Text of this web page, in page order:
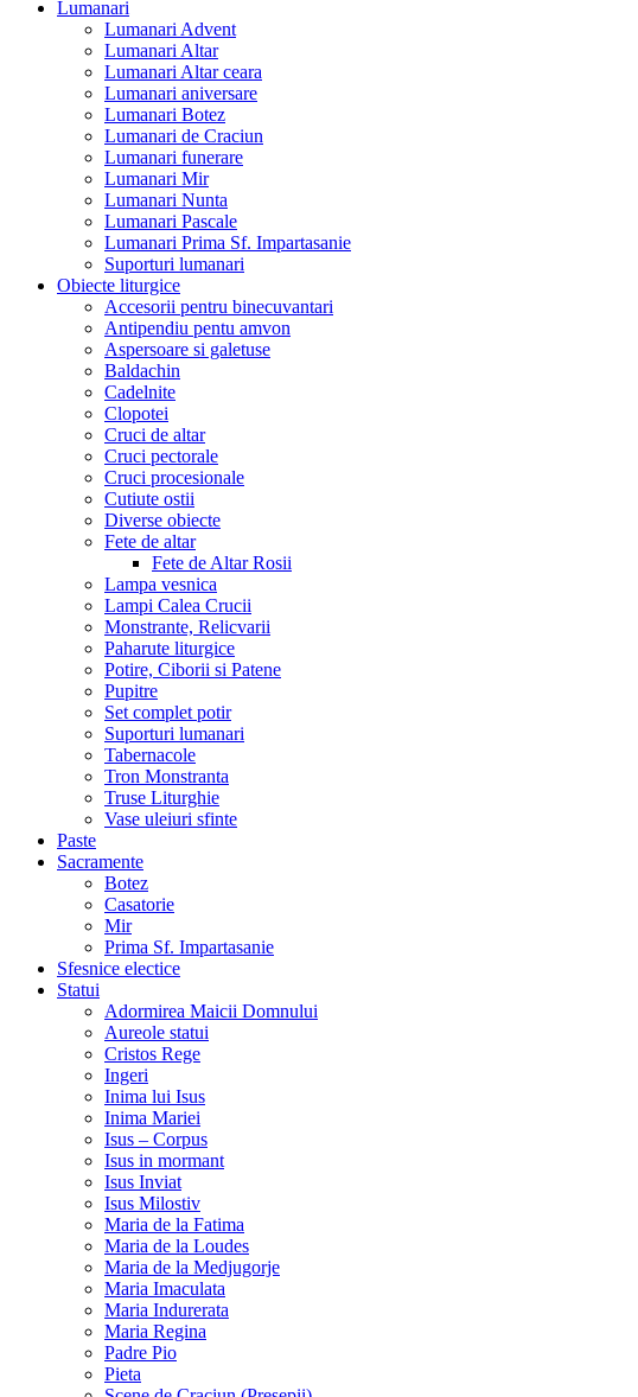
Lumanari
Lumanari Advent
Lumanari Altar
Lumanari Altar ceara
Lumanari aniversare
Lumanari Botez
Lumanari de Craciun
Lumanari funerare
Lumanari Mir
Lumanari Nunta
Lumanari Pascale
Lumanari Prima Sf. Impartasanie
Suporturi lumanari
Obiecte liturgice
Accesorii pentru binecuvantari
Antipendiu pentu amvon
Aspersoare si galetuse
Baldachin
Cadelnite
Clopotei
Cruci de altar
Cruci pectorale
Cruci procesionale
Cutiute ostii
Diverse obiecte
Fete de altar
Fete de Altar Rosii
Lampa vesnica
Lampi Calea Crucii
Monstrante, Relicvarii
Paharute liturgice
Potire, Ciborii si Patene
Pupitre
Set complet potir
Suporturi lumanari
Tabernacole
Tron Monstranta
Truse Liturghie
Vase uleiuri sfinte
Paste
Sacramente
Botez
Casatorie
Mir
Prima Sf. Impartasanie
Sfesnice electice
Statui
Adormirea Maicii Domnului
Aureole statui
Cristos Rege
Ingeri
Inima lui Isus
Inima Mariei
Isus – Corpus
Isus in mormant
Isus Inviat
Isus Milostiv
Maria de la Fatima
Maria de la Loudes
Maria de la Medjugorje
Maria Imaculata
Maria Indurerata
Maria Regina
Padre Pio
Pieta